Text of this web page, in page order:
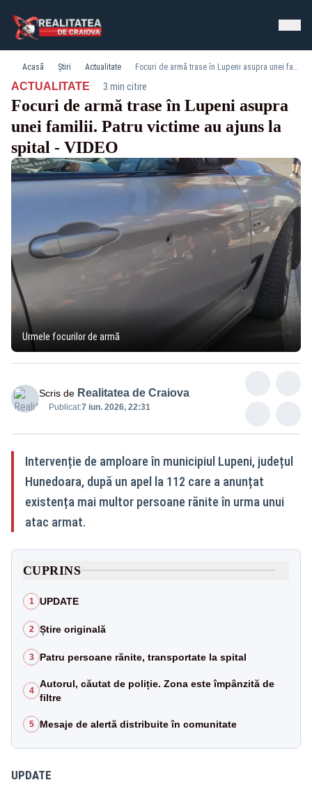
Acasă Știri Actualitate Focuri de armă trase în Lupeni asupra unei familii. Patru victime au ajuns la spital - VIDEO
ACTUALITATE· 3 min citire
Focuri de armă trase în Lupeni asupra
unei familii. Patru victime au ajuns la
spital - VIDEO
Urmele focurilor de armă
Scris de Realitatea de Craiova
Publicat:7 iun. 2026, 22:31
Intervenție de amploare în municipiul Lupeni, județul
Hunedoara, după un apel la 112 care a anunțat
existența mai multor persoane rănite în urma unui
atac armat.
CUPRINS
1 UPDATE
2 Știre originală
3 Patru persoane rănite, transportate la spital
4
Autorul, căutat de poliție. Zona este împânzită de
filtre
5 Mesaje de alertă distribuite în comunitate
UPDATE